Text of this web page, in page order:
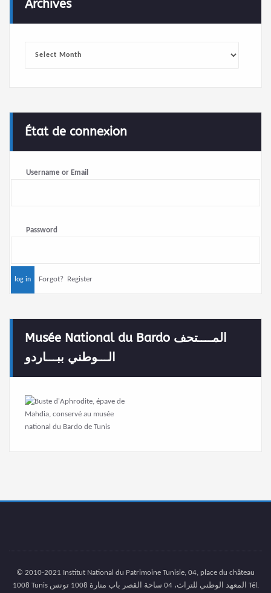
Archives
État de connexion
Username or Email
Password
Forgot? Register
Musée National du Bardo المــــتحف
الـــوطني ببـــاردو
© 2010-2021 Institut National du Patrimoine Tunisie, 04, place du château
1008 Tunis المعهد الوطني للتراث، 04 ساحة القصر باب منارة 1008 تونس Tél.